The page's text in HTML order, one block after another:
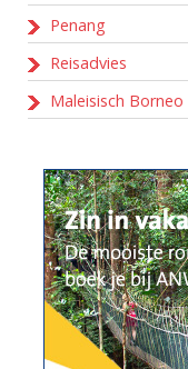
Penang
Reisadvies
Maleisisch Borneo